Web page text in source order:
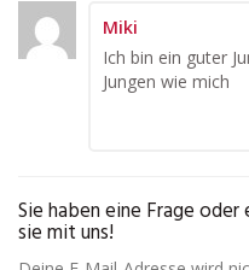
Miki
Ich bin ein guter
Jungen wie mich
Sie haben eine Frage
sie mit uns!